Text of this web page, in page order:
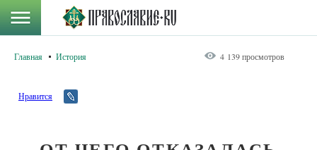
Главная История 4 139 просмотров
Нравится